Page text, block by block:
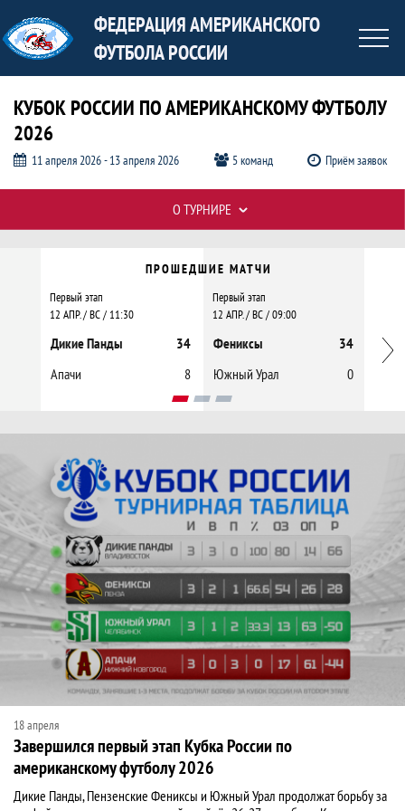
ФЕДЕРАЦИЯ АМЕРИКАНСКОГО
ФУТБОЛА РОССИИ
КУБОК РОССИИ ПО АМЕРИКАНСКОМУ ФУТБОЛУ
2026
11 апреля 2026 - 13 апреля 2026 5 команд Приём заявок
Кубок России по американскому
ПРОШЕДШИЕ МАТЧИ
Первый этап
12 АПР. / ВС / 11:30
Дикие Панды
34
Апачи
8
Первый этап
12 АПР. / ВС / 09:00
Фениксы
34
Южный Урал
0
Новости
18 апреля
Завершился первый этап Кубка России по
американскому футболу 2026
​Дикие Панды, Пензенские Фениксы и Южный Урал продолжат борьбу за
О ТУРНИРЕ